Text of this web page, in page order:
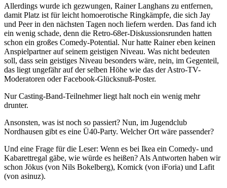
Allerdings wurde ich gezwungen, Rainer Langhans zu entfernen,
damit Platz ist für leicht homoerotische Ringkämpfe, die sich Jay
und Peer in den nächsten Tagen noch liefern werden. Das fand ich
ein wenig schade, denn die Retro-68er-Diskussionsrunden hatten
schon ein großes Comedy-Potential. Nur hatte Rainer eben keinen
Anspielpartner auf seinem geistigen Niveau. Was nicht bedeuten
soll, dass sein geistiges Niveau besonders wäre, nein, im Gegenteil,
das liegt ungefähr auf der selben Höhe wie das der Astro-TV-
Moderatoren oder Facebook-Glücksnuß-Poster.
Nur Casting-Band-Teilnehmer liegt halt noch ein wenig mehr
drunter.
Ansonsten, was ist noch so passiert? Nun, im Jugendclub
Nordhausen gibt es eine Ü40-Party. Welcher Ort wäre passender?
Und eine Frage für die Leser: Wenn es bei Ikea ein Comedy- und
Kabarettregal gäbe, wie würde es heißen? Als Antworten haben wir
schon Jökus (von Nils Bokelberg), Komick (von iForia) und Lafit
(von asinuz).